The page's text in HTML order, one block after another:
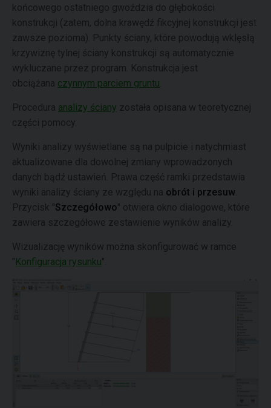
końcowego ostatniego gwoździa do głębokości
konstrukcji (zatem, dolna krawędź fikcyjnej konstrukcji jest
zawsze pozioma). Punkty ściany, które powodują wklęsłą
krzywiznę tylnej ściany konstrukcji są automatycznie
wykluczane przez program. Konstrukcja jest
obciążana czynnym parciem gruntu
Procedura analizy ściany została opisana w teoretycznej
części pomocy.
Wyniki analizy wyświetlane są na pulpicie i natychmiast
aktualizowane dla dowolnej zmiany wprowadzonych
danych bądź ustawień. Prawa część ramki przedstawia
wyniki analizy ściany ze względu na obrót i przesuw
Przycisk "Szczegółowo" otwiera okno dialogowe, które
zawiera szczegółowe zestawienie wyników analizy.
Wizualizację wyników można skonfigurować w ramce
"Konfiguracja rysunku".